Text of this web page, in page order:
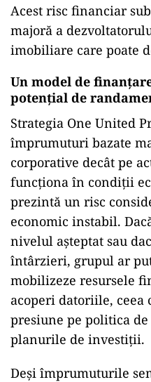
Acest risc financiar
majoră a
imobiliare care poate
Un model de
potențial de
Strategia One United
împrumuturi bazate
corporative decât pe
funcționa în condiții
prezintă un risc
economic instabil.
nivelul așteptat sau
întârzieri, grupul ar
mobilizeze resursele
acoperi datoriile, ceea
presiune pe politica
planurile de investiții.
Deși împrumuturile